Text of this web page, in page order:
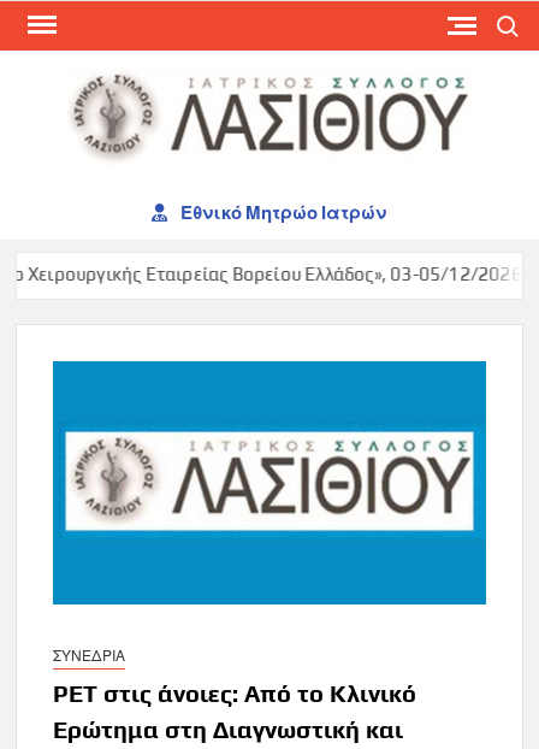
Skip
Εθνικό Μητρώο Ιατρών
Χειρουργικής Εταιρείας Βορείου Ελλάδος», 03-05/12/2026,
ΣΥΝΕΔΡΙΑ
PET στις άνοιες: Από το Κλινικό
Ερώτημα στη Διαγνωστική και